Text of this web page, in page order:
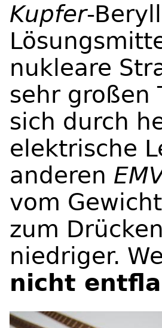
Kupfer-
nukleare
sehr großen
sich durch
elektrische
anderen
vom
zum
niedriger.
nicht